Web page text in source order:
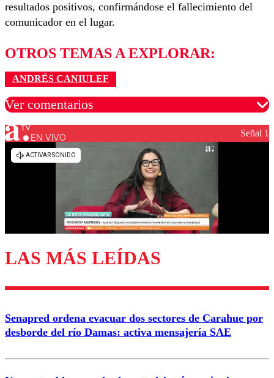
resultados positivos, confirmándose el fallecimiento del
comunicador en el lugar.
OTROS TEMAS A EXPLORAR:
ANDRÉS CANIULEF
Ver comentarios
Los comentarios son moderados para garantizar un
diálogo respetuoso.
Enviar comentario
EN VIVO Señal 1
LAS MÁS LEÍDAS
Senapred ordena evacuar dos sectores de Carahue por
desborde del río Damas: activa mensajería SAE